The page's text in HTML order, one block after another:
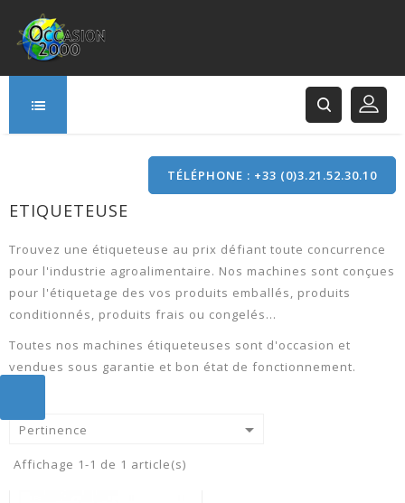
TÉLÉPHONE : +33 (0)3.21.52.30.10
ETIQUETEUSE
Trouvez une étiqueteuse au prix défiant toute concurrence
pour l'industrie agroalimentaire. Nos machines sont conçues
pour l'étiquetage des vos produits emballés, produits
conditionnés, produits frais ou congelés...
Toutes nos machines étiqueteuses sont d'occasion et
vendues sous garantie et bon état de fonctionnement.
Pertinence 
Affichage 1-1 de 1 article(s)